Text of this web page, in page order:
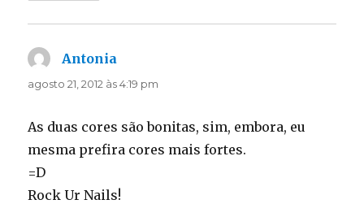
Antonia
agosto 21, 2012 às 4:19 pm
As duas cores são bonitas, sim, embora, eu
mesma prefira cores mais fortes.
=D
Rock Ur Nails!